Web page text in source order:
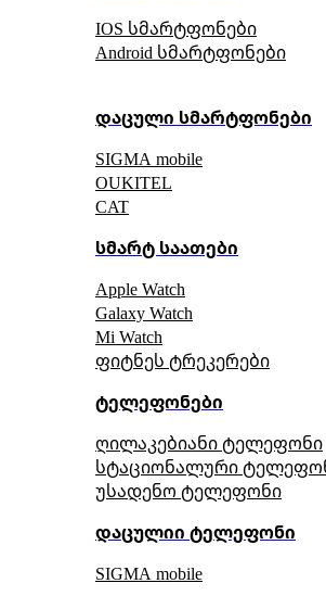
IOS სმარტფონები
Android სმარტფონები
დაცული სმარტფონები
SIGMA mobile
OUKITEL
CAT
სმარტ საათები
Apple Watch
Galaxy Watch
Mi Watch
ფიტნეს ტრეკერები
ტელეფონები
ღილაკებიანი ტელეფონი
სტაციონალური
უსადენო ტელეფონი
დაცულიი ტელეფონი
SIGMA mobile